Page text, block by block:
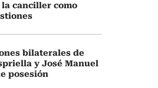
canciller como
bilaterales de
y José Manuel
posesión